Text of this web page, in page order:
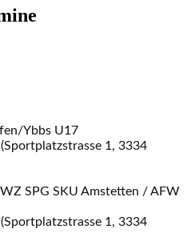
Ybbs U17
1, 3334
SPG SKU Amstetten / AFW
1, 3334